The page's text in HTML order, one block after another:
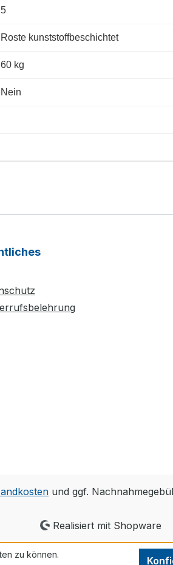
5
Roste kunststoffbeschichtet
60 kg
Nein
und ggf.
Realisiert mit Shopware
zu können.